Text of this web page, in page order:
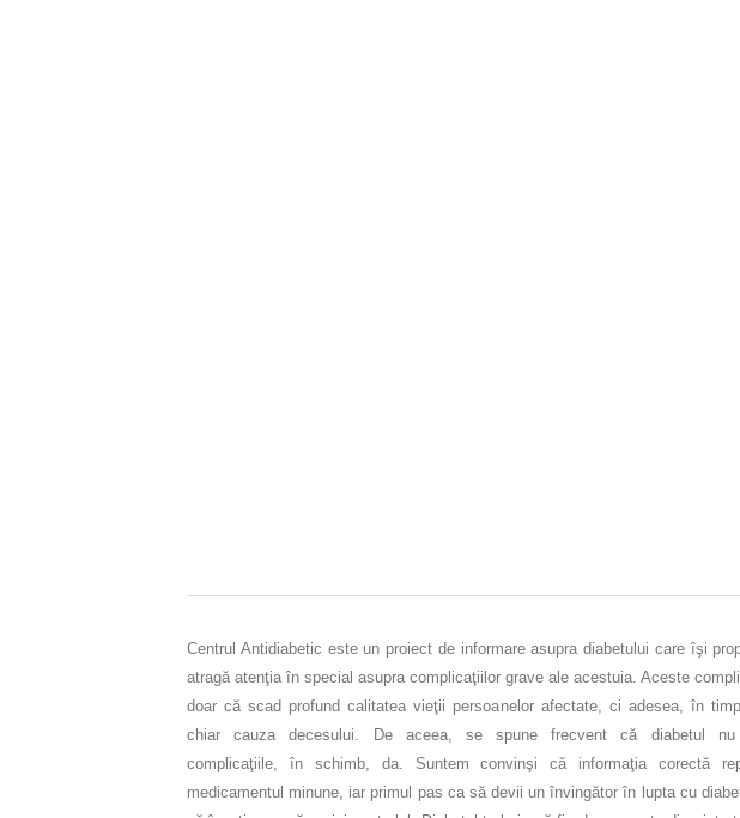
Centrul Antidiabetic este un proiect de informare asupra diabetului care îşi
atragă atenţia în special asupra complicaţiilor grave ale acestuia. Aceste
doar că scad profund calitatea vieţii persoanelor afectate, ci adesea, în
chiar cauza decesului. De aceea, se spune frecvent că diabetul nu
complicaţiile, în schimb, da. Suntem convinşi că informaţia corectă
medicamentul minune, iar primul pas ca să devii un învingător în lupta cu